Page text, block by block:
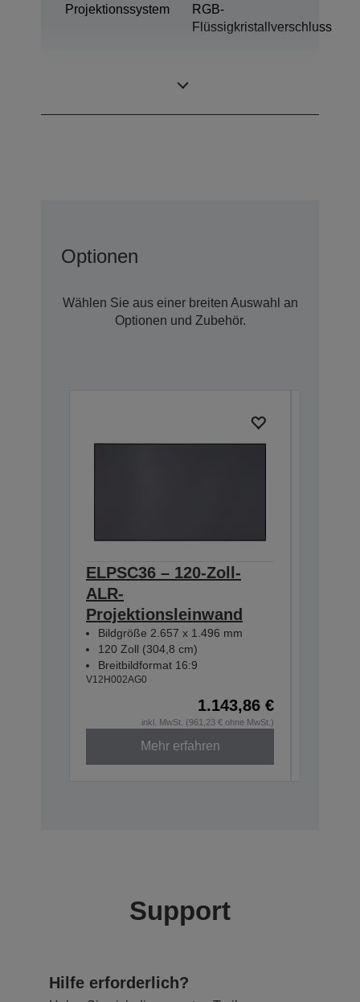
Projektionssystem
RGB-
Flüssigkristallverschluss
Optionen
Wählen Sie aus einer breiten Auswahl an
Optionen und Zubehör.
ELPSC36 – 120-Zoll-
ALR-
Projektionsleinwand
Bildgröße 2.657 x 1.496 mm
120 Zoll (304,8 cm)
Breitbildformat 16:9
V12H002AG0
1.143,86 €
inkl. MwSt. (961,23 € ohne MwSt.)
Mehr erfahren
Support
Hilfe erforderlich?